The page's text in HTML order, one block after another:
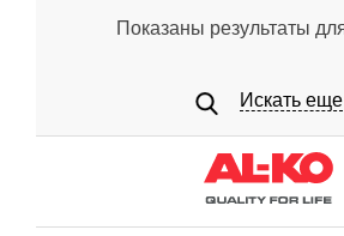
Показаны результаты
Искать еще